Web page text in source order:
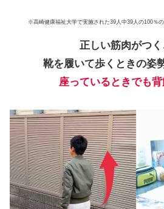
※高崎健康福祉大学で実施された39人中39人の100％
正しい筋肉がつ
靴を履いて歩くときの姿
座っているときでも背